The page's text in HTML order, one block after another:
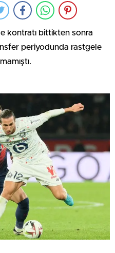
kontratı bittikten sonra
periyodunda rastgele